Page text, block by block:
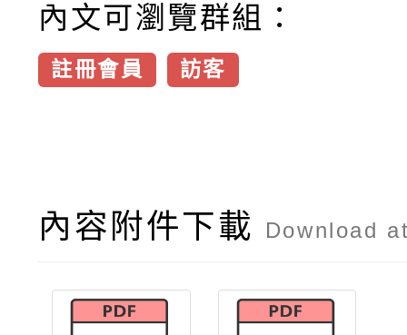
內文可瀏覽群組：
註冊會員 訪客
內容附件下載 Download